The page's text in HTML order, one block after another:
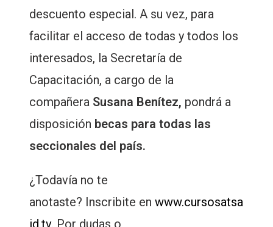
descuento especial. A su vez, para
facilitar el acceso de todas y todos los
interesados, la Secretaría de
Capacitación, a cargo de la
compañera Susana Benítez, pondrá a
disposición becas para todas las
seccionales del país.
¿Todavía no te
anotaste? Inscribite en www.cursosatsa
id.tv. Por dudas o